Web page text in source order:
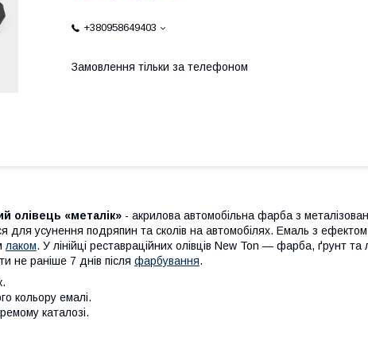
+380958649403
Замовлення тільки за телефоном
олівець «металік» - акрилова автомобільна фарба з
для усунення подряпин та сколів на автомобілях. Емаль з ефектом
лаком. У лінійці реставраційних олівців New Ton — фарба, ґрунт та
не раніше 7 днів після фарбування.
кольору емалі.
каталозі.